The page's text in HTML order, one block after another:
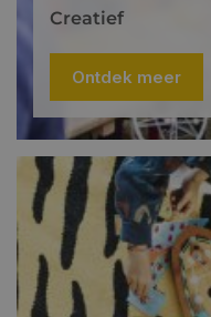
Creatief
Ontdek meer